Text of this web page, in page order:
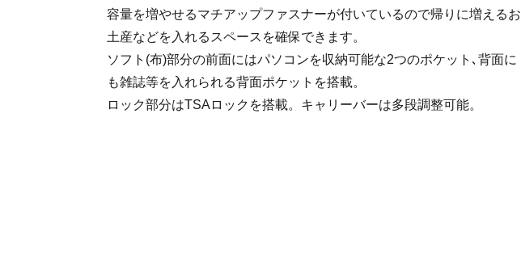
容量を増やせるマチアップファスナーが付いているので帰りに増えるお
土産などを入れるスペースを確保できます。
ソフト(布)部分の前面にはパソコンを収納可能な2つのポケット､背面に
も雑誌等を入れられる背面ポケットを搭載。
ロック部分はTSAロックを搭載。キャリーバーは多段調整可能。